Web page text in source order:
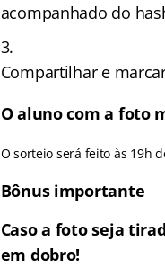
acompanhado do
Compartilhar e
O aluno com a foto
O sorteio será feito às 19h
Bônus importante
Caso a foto seja
em dobro!